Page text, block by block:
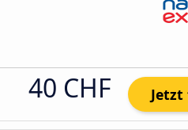
40 CHF